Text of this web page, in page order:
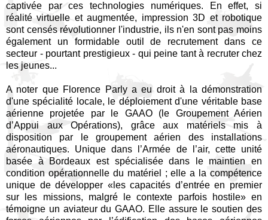
captivée par ces technologies numériques. En effet, si
réalité virtuelle et augmentée, impression 3D et robotique
sont censés révolutionner l'industrie, ils n'en sont pas moins
également un formidable outil de recrutement dans ce
secteur - pourtant prestigieux - qui peine tant à recruter chez
les jeunes...
A noter que Florence Parly a eu droit à la démonstration
d'une spécialité locale, le déploiement d'une véritable base
aérienne projetée par le GAAO (le Groupement Aérien
d’Appui aux Opérations), grâce aux matériels mis à
disposition par le groupement aérien des installations
aéronautiques. Unique dans l’Armée de l’air, cette unité
basée à Bordeaux est spécialisée dans le maintien en
condition opérationnelle du matériel ; elle a la compétence
unique de développer «les capacités d’entrée en premier
sur les missions, malgré le contexte parfois hostile» en
témoigne un aviateur du GAAO. Elle assure le soutien des